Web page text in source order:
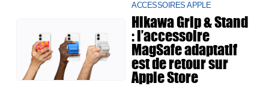
ACCESSOIRES APPLE
Hikawa Grip & Stand
: l’accessoire
MagSafe adaptatif
est de retour sur
Apple Store